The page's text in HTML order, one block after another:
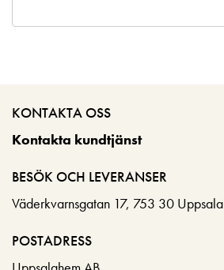
KONTAKTA OSS
Kontakta kundtjänst
BESÖK OCH LEVERANSER
Väderkvarnsgatan 17, 753 30 Uppsala
POSTADRESS